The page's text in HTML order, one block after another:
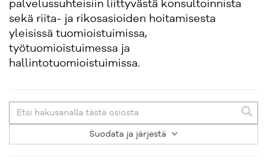
palvelussuhteisiin liittyvästä konsultoinnista
sekä riita- ja rikosasioiden hoitamisesta
yleisissä tuomioistuimissa,
työtuomioistuimessa ja
hallintotuomioistuimissa.
Suodata ja järjestä